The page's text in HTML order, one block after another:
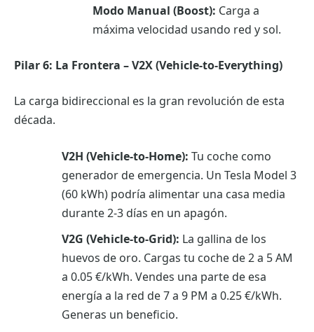
Modo Manual (Boost): Carga a
máxima velocidad usando red y sol.
Pilar 6: La Frontera – V2X (Vehicle-to-Everything)
La carga bidireccional es la gran revolución de esta
década.
V2H (Vehicle-to-Home): Tu coche como
generador de emergencia. Un Tesla Model 3
(60 kWh) podría alimentar una casa media
durante 2-3 días en un apagón.
V2G (Vehicle-to-Grid): La gallina de los
huevos de oro. Cargas tu coche de 2 a 5 AM
a 0.05 €/kWh. Vendes una parte de esa
energía a la red de 7 a 9 PM a 0.25 €/kWh.
Generas un beneficio.